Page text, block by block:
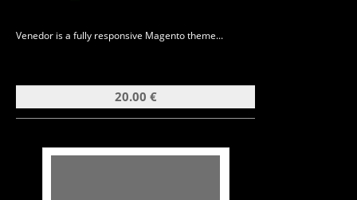
Venedor is a fully responsive Magento theme...
20.00 €